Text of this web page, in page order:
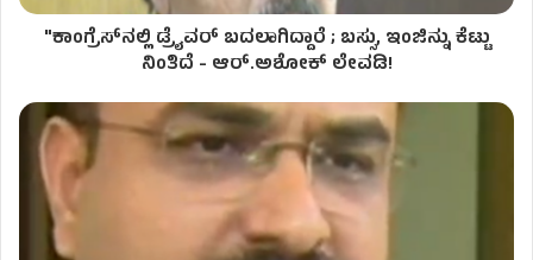
"ಕಾಂಗ್ರೆಸ್‌ನಲ್ಲಿ ಡ್ರೈವರ್ ಬದಲಾಗಿದ್ದಾರೆ ; ಬಸ್ಸು, ಇಂಜಿನ್ನು ಕೆಟ್ಟು
ನಿಂತಿದೆ - ಆರ್​.ಅಶೋಕ್ ಲೇವಡಿ!